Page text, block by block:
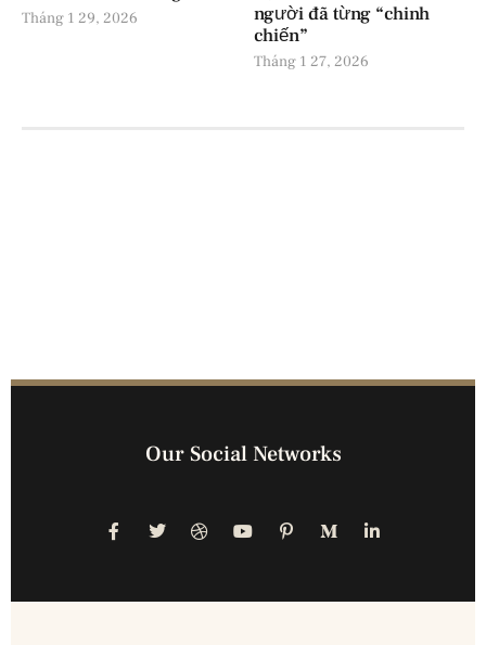
Tháng 1 29, 2026
người đã từng “chinh
chiến”
Tháng 1 27, 2026
Our Social Networks